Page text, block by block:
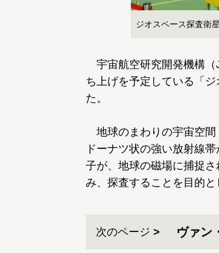
ジオスペース探査衛星
宇宙航空研究開発機構（
ち上げを予定している「
た。
地球のまわりの宇宙空間
ドーナツ状の強い放射線
子が、地球の磁場に捕捉
み、探査することを目的と
次のページ ヴァン